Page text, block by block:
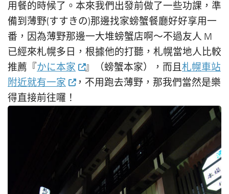
用餐的時候了。本來我們出發前做了一些功課，準
備到薄野(すすきの)那邊找家螃蟹餐廳好好享用一
番，因為薄野那邊一大堆螃蟹店啊～不過友人 M
已經來札幌多日，根據他的打聽，札幌當地人比較
推薦『 かに本家 』（螃蟹本家），而且札幌車站
附近就有一家
，不用跑去薄野，那我們當然是樂
得直接前往囉！